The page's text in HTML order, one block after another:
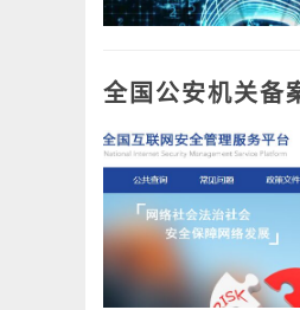
全国公安机关备